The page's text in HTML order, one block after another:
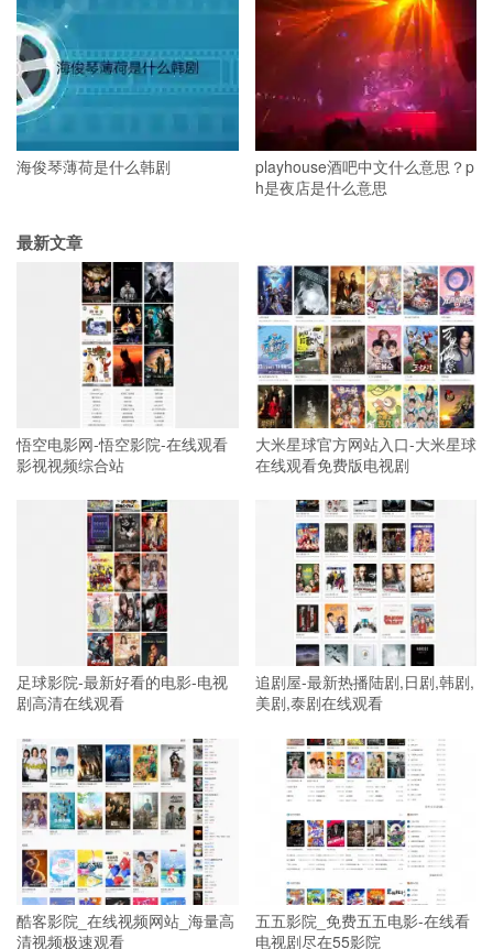
海俊琴薄荷是什么韩剧
playhouse酒吧中文什么意思？p
h是夜店是什么意思
最新文章
悟空电影网-悟空影院-在线观看
影视视频综合站
大米星球官方网站入口-大米星球
在线观看免费版电视剧
足球影院-最新好看的电影-电视
剧高清在线观看
追剧屋-最新热播陆剧,日剧,韩剧,
美剧,泰剧在线观看
酷客影院_在线视频网站_海量高
清视频极速观看
五五影院_免费五五电影-在线看
电视剧尽在55影院